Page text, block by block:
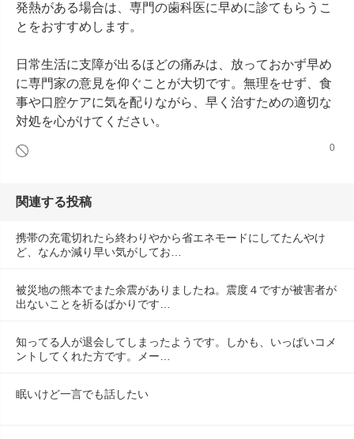
発熱がある場合は、専門の歯科医に早めに診てもらうこ
とをおすすめします。
日常生活に支障が出るほどの痛みは、放っておかず早め
に専門家の意見を仰ぐことが大切です。無理をせず、食
事や口腔ケアに気を配りながら、早く治すための適切な
対処を心がけてください。
0
関連する投稿
携帯の充電切れたら終わりやから省エネモードにしてたんやけ
ど、なんか減り早い気がしてお…
被災地の熊本でまた余震がありましたね。震度４ですが被害者が
出ないことを祈るばかりです…
知ってる人が退会してしまったようです。しかも、いっぱいコメ
ントしてくれた方です。メー…
眠いけど一言でも話したい